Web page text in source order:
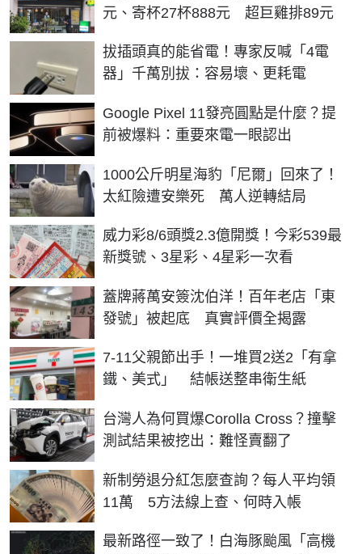
元、寄杯27杯888元 超巨雞排89元
拔插頭真的能省電！專家反喊「4電
器」千萬別拔：容易壞、更耗電
Google Pixel 11發亮圓點是什麼？提
前被爆料：重要來電一眼認出
1000公斤明星海豹「尼爾」回來了！
太紅險遭安樂死 萬人逆轉結局
威力彩8/6頭獎2.3億開獎！今彩539最
新獎號、3星彩、4星彩一次看
蓋牌蔣萬安簽沈伯洋！百年老店「東
發號」被起底 真實評價全揭露
7-11父親節出手！一堆買2送2「有拿
鐵、美式」 結帳送整串衛生紙
台灣人為何買爆Corolla Cross？撞擊
測試結果被挖出：難怪賣翻了
新制勞退分紅怎麼查詢？每人平均領
11萬 5方法線上查、何時入帳
最新路徑一致了！白海豚颱風「高機